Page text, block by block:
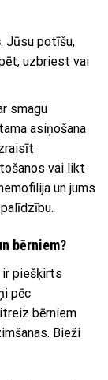
. Jūsu potīšu,
uzbriest vai
smagu
asiņošana
vai likt
un jums
bērniem?
ir piešķirts
pēc
bērniem
Bieži